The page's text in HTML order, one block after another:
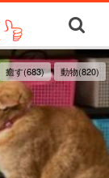
癒す(683) 動物(820)